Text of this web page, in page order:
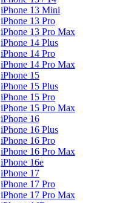
iPhone 13 Mini
iPhone 13 Pro
iPhone 13 Pro Max
iPhone 14 Plus
iPhone 14 Pro
iPhone 14 Pro Max
iPhone 15
iPhone 15 Plus
iPhone 15 Pro
iPhone 15 Pro Max
iPhone 16
iPhone 16 Plus
iPhone 16 Pro
iPhone 16 Pro Max
iPhone 16e
iPhone 17
iPhone 17 Pro
iPhone 17 Pro Max